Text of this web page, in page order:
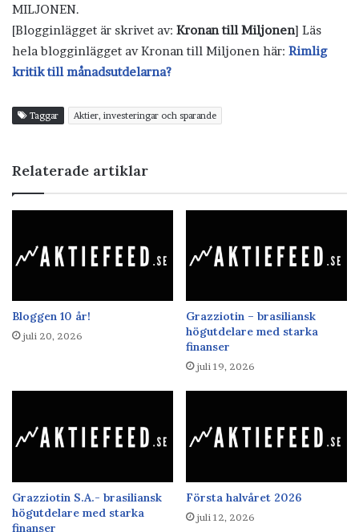
MILJONEN.
[Blogginlägget är skrivet av: Kronan till Miljonen] Läs
hela blogginlägget av Kronan till Miljonen här: Rimlig
kritik till månadsutdelarna?
Taggar Aktier, investeringar och sparande
Relaterade artiklar
Bloggen 10 år!
juli 20, 2026
Grazziotin – brasiliansk
högutdelare med starka
finanser
juli 19, 2026
Grazziotin S.A.- brasiliansk
högutdelare med starka
finanser
Första halvåret 2026
juli 12, 2026